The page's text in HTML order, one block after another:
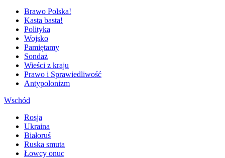
Brawo Polska!
Kasta basta!
Polityka
Wojsko
Pamiętamy
Sondaż
Wieści z kraju
Prawo i Sprawiedliwość
Antypolonizm
Wschód
Rosja
Ukraina
Białoruś
Ruska smuta
Łowcy onuc